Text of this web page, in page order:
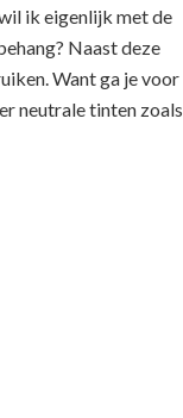
ik eigenlijk met de
Naast deze
Want ga je voor
neutrale tinten zoals